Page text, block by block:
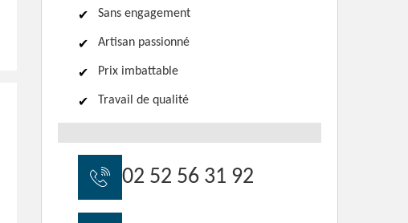
Sans engagement
Artisan passionné
Prix imbattable
Travail de qualité
02 52 56 31 92